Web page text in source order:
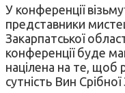
У конференції
представники
Закарпатської
конференції буде
націлена на те, щоб
сутність Вин Срібної